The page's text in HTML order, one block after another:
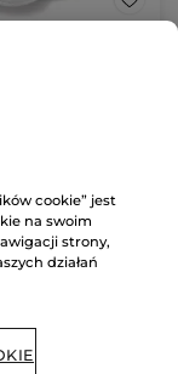
DO
cookie” jest
na swoim
strony,
działań